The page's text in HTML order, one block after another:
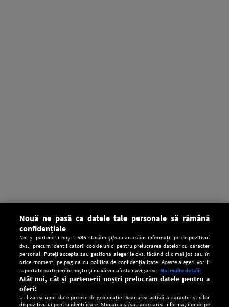
Nouă ne pasă ca datele tale personale să rămână
confidențiale
Noi și partenerii noștri585 stocăm și/sau accesăm informații pe dispozitivul
dvs., precum identificatorii cookie unici pentru prelucrarea datelor cu caracter
personal. Puteți accepta sau gestiona alegerile dvs. făcând clic mai jos sau în
orice moment, pe pagina cu politica de confidențialitate. Aceste alegeri vor fi
raportate partenerilor noștri și nu vă vor afecta navigarea. Mai multe detalii
Atât noi, cât și partenerii noștri prelucrăm datele pentru a
oferi:
Utilizarea unor date precise de geolocație. Scanarea activă a caracteristicilor
dispozitivului pentru identificare. Stocarea și/sau accesarea informațiilor de pe